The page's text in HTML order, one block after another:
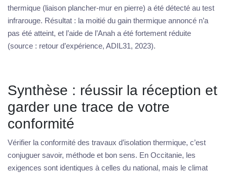
thermique (liaison plancher-mur en pierre) a été détecté au test
infrarouge. Résultat : la moitié du gain thermique annoncé n’a
pas été atteint, et l’aide de l’Anah a été fortement réduite
(source : retour d’expérience, ADIL31, 2023).
Synthèse : réussir la réception et
garder une trace de votre
conformité
Vérifier la conformité des travaux d’isolation thermique, c’est
conjuguer savoir, méthode et bon sens. En Occitanie, les
exigences sont identiques à celles du national, mais le climat